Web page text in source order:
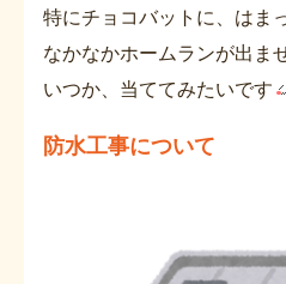
特にチョコバットに、はま
なかなかホームランが出ま
いつか、当ててみたいです
防水工事について